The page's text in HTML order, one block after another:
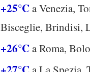
+25°Ca Venezia,
Bisceglie, Brindisi,
+26°Ca Roma,